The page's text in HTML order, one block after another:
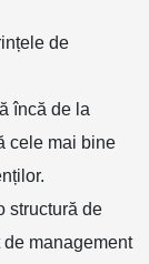
de
încă de la
cele mai bine
structură de
management